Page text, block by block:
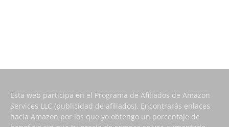
Esta web participa en el Programa de Afiliados de Amazon
Services LLC (publicidad de afiliados). Encontrarás enlaces
hacia Amazon por los que yo obtengo un porcentaje de